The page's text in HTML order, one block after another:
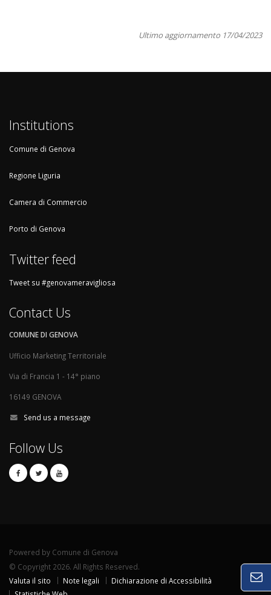
Ultimo aggiornamento 17/04/2023
Institutions
Comune di Genova
Regione Liguria
Camera di Commercio
Porto di Genova
Twitter feed
Tweet su #genovameravigliosa
Contact Us
COMUNE DI GENOVA
Ufficio Marketing Territoriale
Via di Francia 1 - 14° piano
16149 GENOVA
Send us a message
Follow Us
Powered by Comune di Genova
© Copyright 2026. All Rights Reserved.
Valuta il sito
Note legali
Dichiarazione di Accessibilità